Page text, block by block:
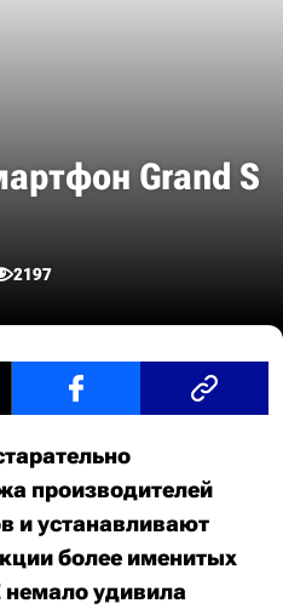
Grand S
2197
производителей
и устанавливают
более именитых
немало удивила